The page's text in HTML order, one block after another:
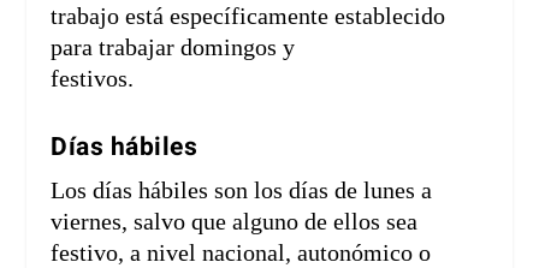
trabajo está específicamente establecido
para trabajar domingos y
festivos.
Días hábiles
Los días hábiles son los días de lunes a
viernes, salvo que alguno de ellos sea
festivo, a nivel nacional, autonómico o